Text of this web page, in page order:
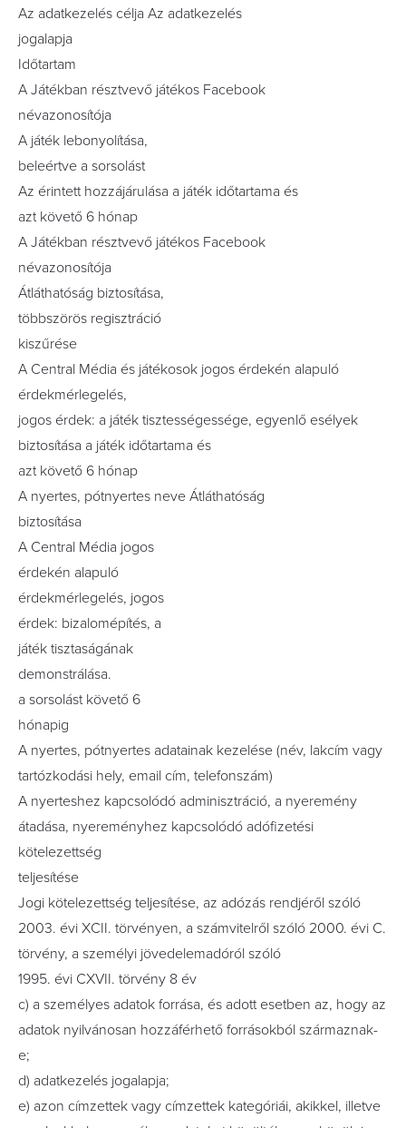
Az adatkezelés célja Az adatkezelés
jogalapja
Időtartam
A Játékban résztvevő játékos Facebook
névazonosítója
A játék lebonyolítása,
beleértve a sorsolást
Az érintett hozzájárulása a játék időtartama és
azt követő 6 hónap
A Játékban résztvevő játékos Facebook
névazonosítója
Átláthatóság biztosítása,
többszörös regisztráció
kiszűrése
A Central Média és játékosok jogos érdekén alapuló
érdekmérlegelés,
jogos érdek: a játék tisztességessége, egyenlő esélyek
biztosítása a játék időtartama és
azt követő 6 hónap
A nyertes, pótnyertes neve Átláthatóság
biztosítása
A Central Média jogos
érdekén alapuló
érdekmérlegelés, jogos
érdek: bizalomépítés, a
játék tisztaságának
demonstrálása.
a sorsolást követő 6
hónapig
A nyertes, pótnyertes adatainak kezelése (név, lakcím vagy
tartózkodási hely, email cím, telefonszám)
A nyerteshez kapcsolódó adminisztráció, a nyeremény
átadása, nyereményhez kapcsolódó adófizetési
kötelezettség
teljesítése
Jogi kötelezettség teljesítése, az adózás rendjéről szóló
2003. évi XCII. törvényen, a számvitelről szóló 2000. évi C.
törvény, a személyi jövedelemadóról szóló
1995. évi CXVII. törvény 8 év
c) a személyes adatok forrása, és adott esetben az, hogy az
adatok nyilvánosan hozzáférhető forrásokból származnak-
e;
d) adatkezelés jogalapja;
e) azon címzettek vagy címzettek kategóriái, akikkel, illetve